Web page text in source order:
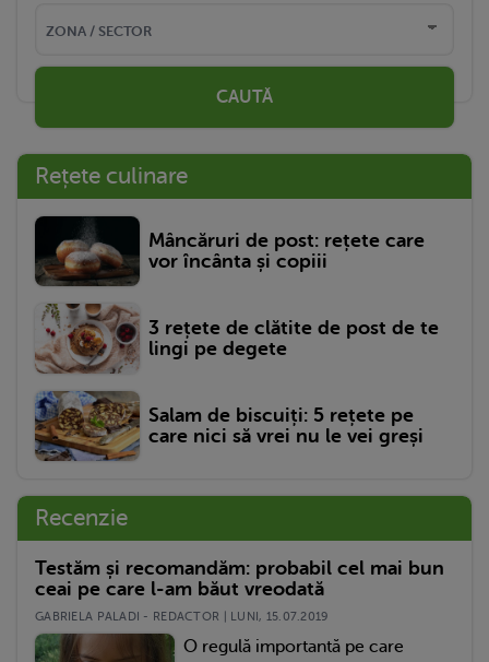
CAUTĂ
Rețete culinare
Mâncăruri de post: rețete care
vor încânta și copiii
3 rețete de clătite de post de te
lingi pe degete
Salam de biscuiți: 5 rețete pe
care nici să vrei nu le vei greși
Recenzie
Testăm și recomandăm: probabil cel mai bun
ceai pe care l-am băut vreodată
GABRIELA PALADI - REDACTOR | LUNI, 15.07.2019
O regulă importantă pe care